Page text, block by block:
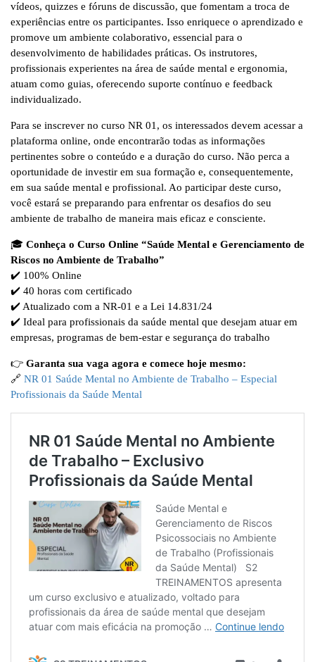
vídeos, quizzes e fóruns de discussão, que fomentam a troca de
experiências entre os participantes. Isso enriquece o aprendizado e
promove um ambiente colaborativo, essencial para o
desenvolvimento de habilidades práticas. Os instrutores,
profissionais experientes na área de saúde mental e ergonomia,
atuam como guias, oferecendo suporte contínuo e feedback
individualizado.
Para se inscrever no curso NR 01, os interessados devem acessar a
plataforma online, onde encontrarão todas as informações
pertinentes sobre o conteúdo e a duração do curso. Não perca a
oportunidade de investir em sua formação e, consequentemente,
em sua saúde mental e profissional. Ao participar deste curso,
você estará se preparando para enfrentar os desafios do seu
ambiente de trabalho de maneira mais eficaz e consciente.
🎓 Conheça o Curso Online “Saúde Mental e Gerenciamento de
Riscos no Ambiente de Trabalho”
✔️ 100% Online
✔️ 40 horas com certificado
✔️ Atualizado com a NR-01 e a Lei 14.831/24
✔️ Ideal para profissionais da saúde mental que desejam atuar em
empresas, programas de bem-estar e segurança do trabalho
👉 Garanta sua vaga agora e comece hoje mesmo:
🔗 NR 01 Saúde Mental no Ambiente de Trabalho – Especial
Profissionais da Saúde Mental